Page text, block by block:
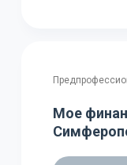
Мое